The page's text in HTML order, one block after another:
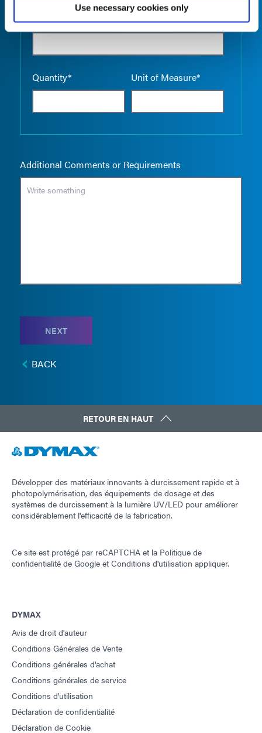
Use necessary cookies only
Product Name*
Quantity* Unit of Measure*
Additional Comments or Requirements
NEXT
BACK
RETOUR EN HAUT
Développer des matériaux innovants à durcissement rapide et à
photopolymérisation, des équipements de dosage et des
systèmes de durcissement à la lumière UV/LED pour améliorer
considérablement l'efficacité de la fabrication.
Ce site est protégé par reCAPTCHA et la Politique de
confidentialité de Google etConditions d'utilisation appliquer.
DYMAX
Avis de droit d'auteur
Conditions Générales de Vente
Conditions générales d'achat
Conditions générales de service
Conditions d'utilisation
Déclaration de confidentialité
Déclaration de Cookie